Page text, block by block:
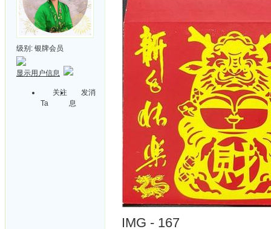
级别: 银牌会员
显示用户信息
关注
Ta
发消
息
IMG - 167